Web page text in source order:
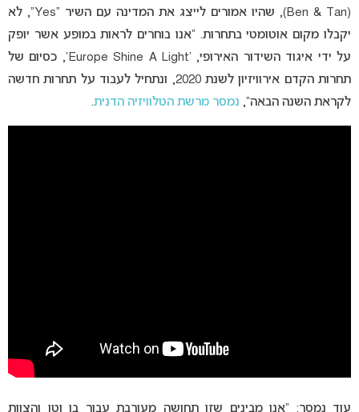
(Ben & Tan), שהיו אמורים לייצג את המדינה עם השיר “Yes”, לא
יקבלו מקום אוטומטי בתחרות. “אנו בוחרים לראות במופע אשר יופק
על ידי איגוד השידור האירופי, ‘Europe Shine A Light’, כסיום של
תחרות הקדם אירוויזיון לשנת 2020, ונתחיל לעבוד על תחרות חדשה
לקראת השנה הבאה”, נמסר מרשת הטלוויזיה הדנית.
עוד נמסר: “אנו מבינים שזו תחושה מעורבת עבור בן וטן והצוות